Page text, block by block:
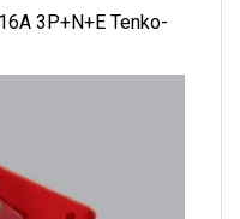
3P+N+E Tenko-